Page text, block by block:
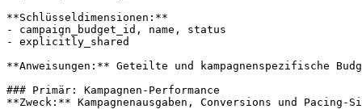
**Schlüsseldimensionen:**
- campaign_budget_id, name, status
- explicitly_shared
**Anweisungen:** Geteilte und kampagnenspezifische
### Primär: Kampagnen-Performance
**Zweck:** Kampagnenausgaben, Conversions und